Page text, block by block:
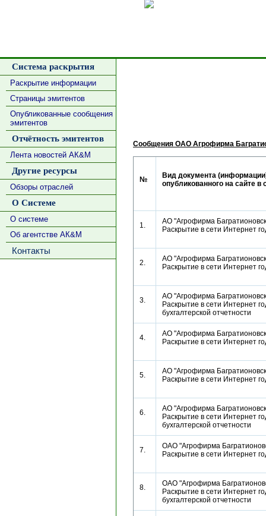
Система раскрытия
Раскрытие информации
Страницы эмитентов
Опубликованные сообщения
эмитентов
Отчётность эмитентов
Лента новостей АК&М
Другие ресурсы
Обзоры отраслей
О Системе
О системе
Об агентстве АК&М
Контакты
Сообщения ОАО Агрофирма
№
Вид документа
опубликованного на сайте в
1.
АО "Агрофирма
Раскрытие в сети Интернет
2.
АО "Агрофирма
Раскрытие в сети Интернет
3.
АО "Агрофирма
Раскрытие в сети Интернет
бухгалтерской отчетности
4.
АО "Агрофирма
Раскрытие в сети Интернет
5.
АО "Агрофирма
Раскрытие в сети Интернет
6.
АО "Агрофирма
Раскрытие в сети Интернет
бухгалтерской отчетности
7.
ОАО "Агрофирма
Раскрытие в сети Интернет
8.
ОАО "Агрофирма
Раскрытие в сети Интернет
бухгалтерской отчетности